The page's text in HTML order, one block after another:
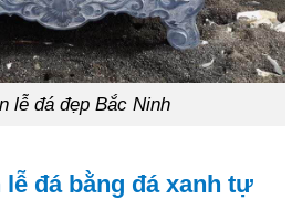
lễ đá đẹp Bắc Ninh
đá bằng đá xanh tự